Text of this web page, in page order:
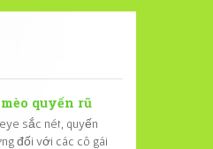
quyến rũ
sắc nét, quyến
đối với các cô gái